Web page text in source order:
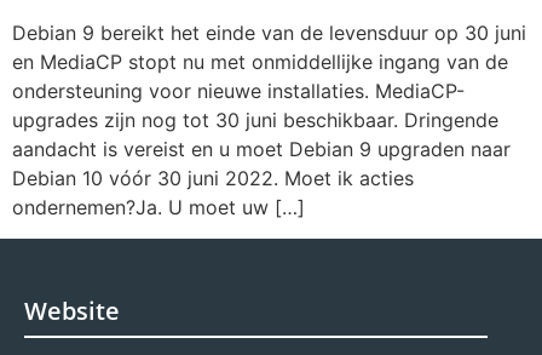
Debian 9 bereikt het einde van de levensduur op 30 juni
en MediaCP stopt nu met onmiddellijke ingang van de
ondersteuning voor nieuwe installaties. MediaCP-
upgrades zijn nog tot 30 juni beschikbaar. Dringende
aandacht is vereist en u moet Debian 9 upgraden naar
Debian 10 vóór 30 juni 2022. Moet ik acties
ondernemen?Ja. U moet uw […]
Website